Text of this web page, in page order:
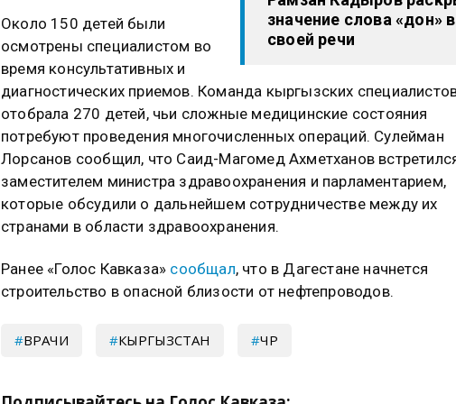
значение слова «дон» в
своей речи
Около 150 детей были
осмотрены специалистом во
время консультативных и
диагностических приемов. Команда кыргызских
отобрала 270 детей, чьи сложные медицинские состояния
потребуют проведения многочисленных операций. Сулейман
Лорсанов сообщил, что Саид-Магомед Ахметханов
заместителем министра здравоохранения и парламентарием,
которые обсудили о дальнейшем сотрудничестве между их
странами в области здравоохранения.
Ранее «Голос Кавказа» сообщал, что в Дагестане начнется
строительство в опасной близости от нефтепроводов.
ВРАЧИ КЫРГЫЗСТАН ЧР